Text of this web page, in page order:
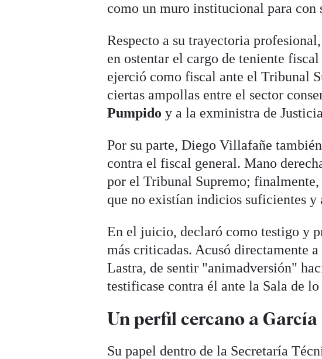
como un muro institucional para con
Respecto a su trayectoria
en ostentar el cargo de teniente
ejerció como fiscal ante el Tribunal
ciertas ampollas entre el sector
Pumpidoy a la exministra de
Por su parte, Diego Villafañe
contra el fiscal general. Mano
por el Tribunal Supremo;
que no existían indicios suficientes y
En el juicio, declaró como testigo y
más criticadas. Acusó directamente
Lastra, de sentir "animadversión"
testificase contra él ante la Sala de
Un perfil cercano a
Su papel dentro de la Secretaría